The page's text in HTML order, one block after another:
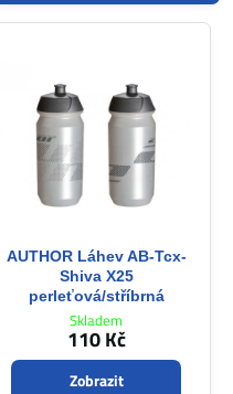
AUTHOR Láhev AB-Tcx-
Shiva X25
perleťová/stříbrná
Skladem
110 Kč
Zobrazit